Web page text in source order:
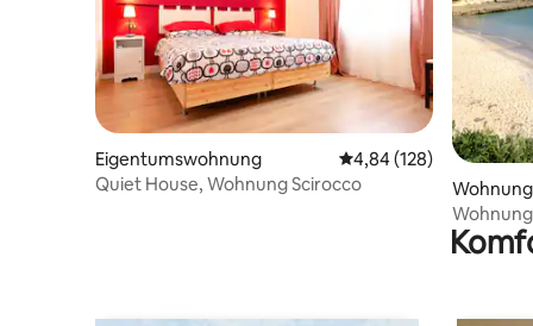
Eigentumswohnung Durchschnittliche
4,84 (128)
Quiet House, Wohnung Scirocco
Wohnung